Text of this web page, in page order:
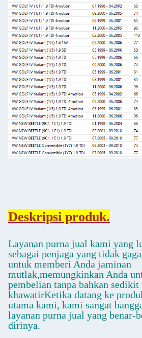
Deskripsi produk.
Layanan purna jual kami yang
sebagai penjaga yang tidak
untuk memberi Anda jaminan
mutlak,memungkinkan Anda
pembelian tanpa bahkan sedikit
khawatirKetika datang ke
utama kami, kami sangat
layanan purna jual yang benar-
dirinya.